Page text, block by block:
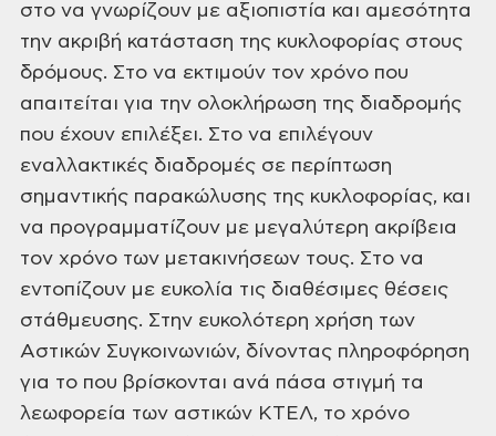
στο να γνωρίζουν με αξιοπιστία και αμεσότητα
την ακριβή κατάσταση της κυκλοφορίας στους
δρόμους. Στο να εκτιμούν τον χρόνο που
απαιτείται για την ολοκλήρωση της διαδρομής
που έχουν επιλέξει. Στο να επιλέγουν
εναλλακτικές διαδρομές σε περίπτωση
σημαντικής παρακώλυσης της κυκλοφορίας, και
να προγραμματίζουν με μεγαλύτερη ακρίβεια
τον χρόνο των μετακινήσεων τους. Στο να
εντοπίζουν με ευκολία τις διαθέσιμες θέσεις
στάθμευσης. Στην ευκολότερη χρήση των
Αστικών Συγκοινωνιών, δίνοντας πληροφόρηση
για το που βρίσκονται ανά πάσα στιγμή τα
λεωφορεία των αστικών ΚΤΕΛ, το χρόνο